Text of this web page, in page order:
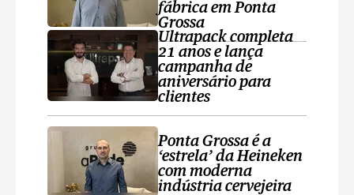
fábrica em Ponta
Grossa
Ultrapack completa
21 anos e lança
campanha de
aniversário para
clientes
Ponta Grossa é a
‘estrela’ da Heineken
com moderna
indústria cervejeira